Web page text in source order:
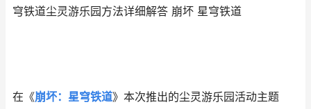
穹铁道尘灵游乐园方法详细解答 崩坏 星穹铁道
在《崩坏：星穹铁道》本次推出的尘灵游乐园活动主题